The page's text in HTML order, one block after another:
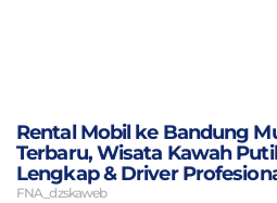
Rental Mobil ke Bandung
Terbaru, Wisata Kawah
Lengkap & Driver
FNA_dzskaweb